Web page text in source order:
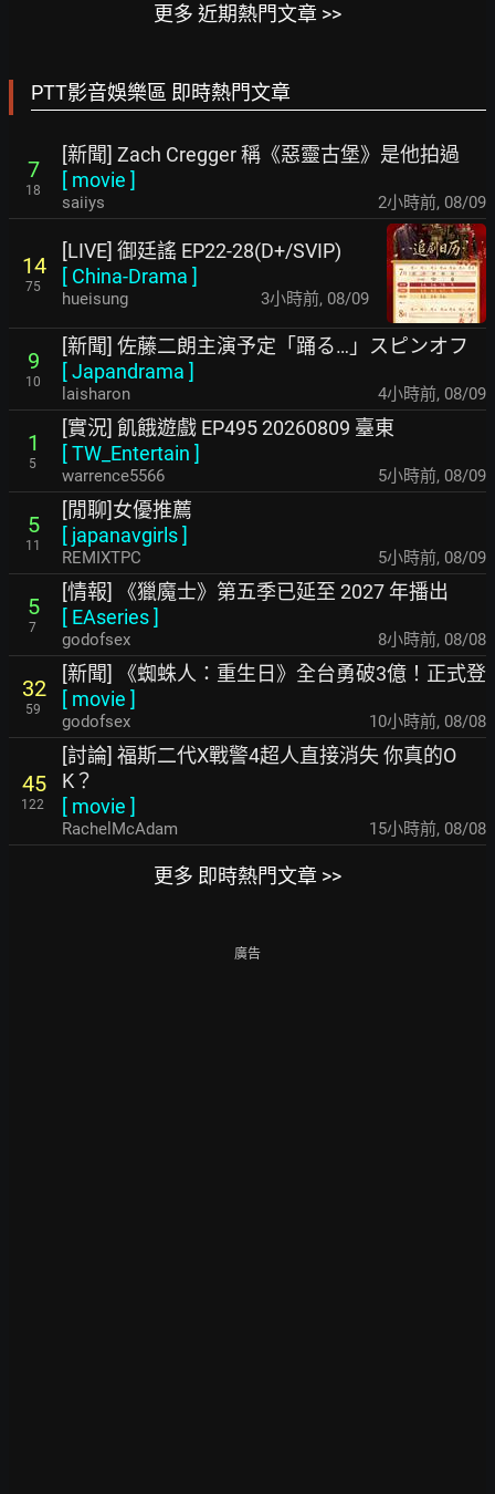
更多 近期熱門文章 >>
PTT影音娛樂區 即時熱門文章
7
18
[新聞] Zach Cregger 稱《惡靈古堡》是他拍過
[ movie ]
saiiys 2小時前, 08/09
14
75
[LIVE] 御廷謠 EP22-28(D+/SVIP)
[ China-Drama ]
hueisung 3小時前, 08/09
9
10
[新聞] 佐藤二朗主演予定「踊る…」スピンオフ
[Japandrama ]
laisharon 4小時前, 08/09
1
5
[實況] 飢餓遊戲 EP495 20260809 臺東
[TW_Entertain ]
warrence5566 5小時前, 08/09
5
11
[閒聊]女優推薦
[ japanavgirls]
REMIXTPC 5小時前, 08/09
5
7
[情報] 《獵魔士》第五季已延至 2027 年播出
[ EAseries]
godofsex 8小時前, 08/08
32
59
[新聞] 《蜘蛛人：重生日》全台勇破3億！正式登
[ movie ]
godofsex 10小時前, 08/08
45
122
[討論] 福斯二代X戰警4超人直接消失 你真的O
K？
[ movie ]
RachelMcAdam 15小時前, 08/08
更多 即時熱門文章 >>
廣告